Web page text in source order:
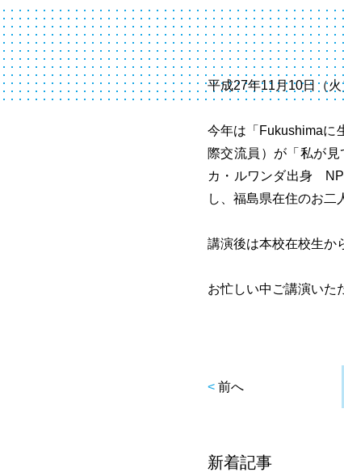
平成27年11月10日（
今年は「Fukushima
際交流員）が「私が
カ・ルワンダ出身
し、福島県在住のお二
講演後は本校在校生か
お忙しい中ご講演いた
< 前へ
新着記事